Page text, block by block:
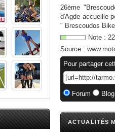
26ème
d'Agde accueille
" Brescoudos
Note : 22
Source :
Pour partager
Forum
ACTUALITÉS